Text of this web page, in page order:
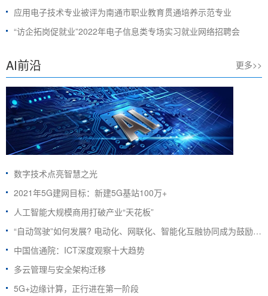
应用电子技术专业被评为南通市职业教育贯通培养示范专业
“访企拓岗促就业”2022年电子信息类专场实习就业网络招聘会
AI前沿 更多>>
数字技术点亮智慧之光
2021年5G建网目标：新建5G基站100万+
人工智能大规模商用打破产业“天花板”
“自动驾驶”如何发展? 电动化、网联化、智能化互融协同成为鼓励方向
中国信通院：ICT深度观察十大趋势
多云管理与安全架构迁移
5G+边缘计算，正行进在第一阶段